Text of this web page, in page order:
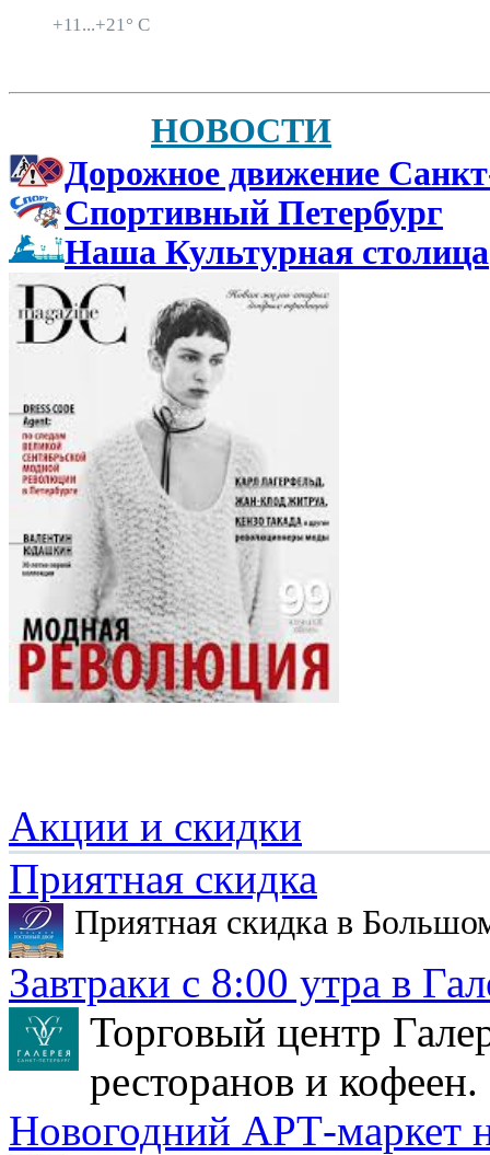
+11...+21° C
НОВОСТИ
Дорожное движение
Спортивный Петербург
Наша Культурная столица
Акции и скидки
Приятная скидка
Приятная скидка в
Завтраки с 8:00 утра в
Торговый центр
ресторанов и кофеен.
Новогодний АРТ-маркет